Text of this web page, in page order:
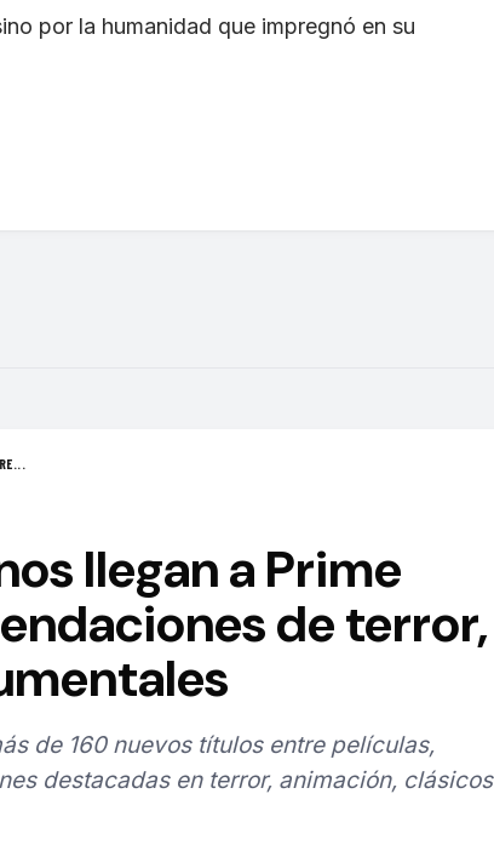
por la humanidad que impregnó en su
llegan a Prime
de terror,
de 160 nuevos títulos entre películas,
destacadas en terror, animación, clásicos